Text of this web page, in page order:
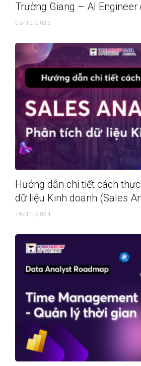
Trường Giang – AI Engineer
03/10/2025
Hướng dẫn chi tiết cách
dữ liệu Kinh doanh (Sales
19/11/2024